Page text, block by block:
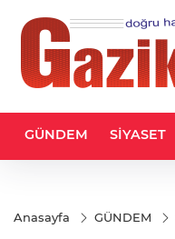
GÜNDEM SİYASET
Anasayfa GÜNDEM